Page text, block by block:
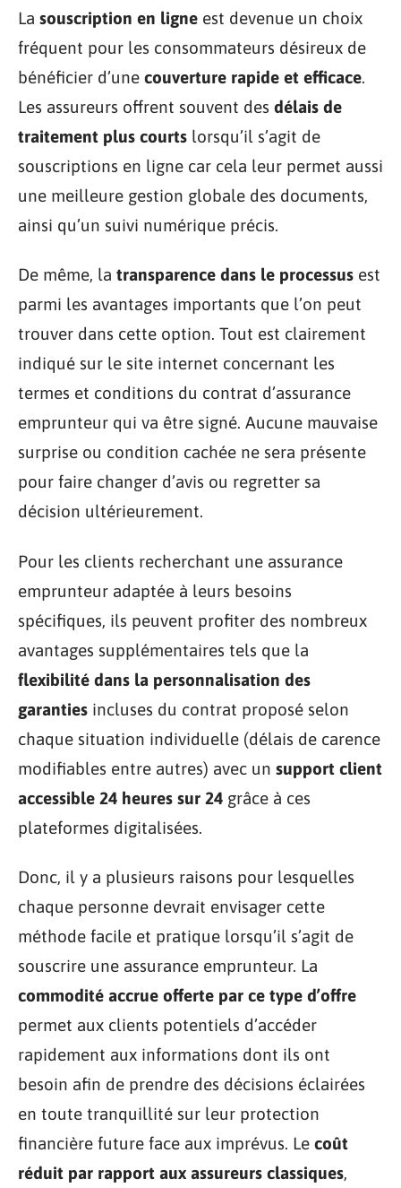
La souscription en ligne est devenue un choix
fréquent pour les consommateurs désireux de
bénéficier d’une couverture rapide et efficace.
Les assureurs offrent souvent des délais de
traitement plus courts lorsqu’il s’agit de
souscriptions en ligne car cela leur permet aussi
une meilleure gestion globale des documents,
ainsi qu’un suivi numérique précis.
De même, la transparence dans le processus est
parmi les avantages importants que l’on peut
trouver dans cette option. Tout est clairement
indiqué sur le site internet concernant les
termes et conditions du contrat d’assurance
emprunteur qui va être signé. Aucune mauvaise
surprise ou condition cachée ne sera présente
pour faire changer d’avis ou regretter sa
décision ultérieurement.
Pour les clients recherchant une assurance
emprunteur adaptée à leurs besoins
spécifiques, ils peuvent profiter des nombreux
avantages supplémentaires tels que la
flexibilité dans la personnalisation des
garanties incluses du contrat proposé selon
chaque situation individuelle (délais de carence
modifiables entre autres) avec un support client
accessible 24 heures sur 24 grâce à ces
plateformes digitalisées.
Donc, il y a plusieurs raisons pour lesquelles
chaque personne devrait envisager cette
méthode facile et pratique lorsqu’il s’agit de
souscrire une assurance emprunteur. La
commodité accrue offerte par ce type d’offre
permet aux clients potentiels d’accéder
rapidement aux informations dont ils ont
besoin afin de prendre des décisions éclairées
en toute tranquillité sur leur protection
financière future face aux imprévus. Le coût
réduit par rapport aux assureurs classiques,